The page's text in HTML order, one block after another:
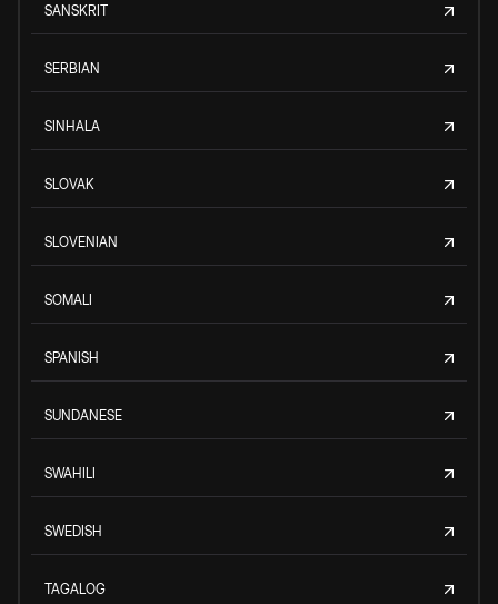
SANSKRIT
SERBIAN
SINHALA
SLOVAK
SLOVENIAN
SOMALI
SPANISH
SUNDANESE
SWAHILI
SWEDISH
TAGALOG